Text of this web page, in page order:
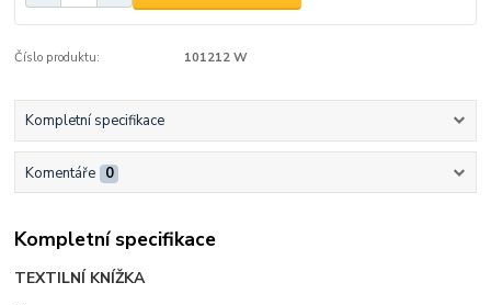
Číslo produktu: 101212 W
Kompletní specifikace
Komentáře 0
Kompletní specifikace
TEXTILNÍ KNÍŽKA